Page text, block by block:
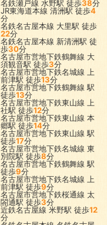
名鉄瀬戸線 水野駅 徒歩38分
JR東海道本線 清洲駅 徒歩4
分
名鉄名古屋本線 大里駅 徒歩
22分
名鉄名古屋本線 新清洲駅 徒
歩30分
名古屋市営地下鉄鶴舞線 大
須観音駅 徒歩3分
名古屋市営地下鉄名城線
上
前津駅 徒歩13分
名古屋市営地下鉄鶴舞線 駅
徒歩13分
名古屋市営地下鉄東山線
上
社駅 徒歩12分
名古屋市営地下鉄東山線 本
郷駅 徒歩14分
名古屋市営地下鉄東山線 駅
徒歩17分
名古屋市営地下鉄名城線 東
別院駅 徒歩8分
名古屋市営地下鉄鶴舞線 駅
徒歩9分
名古屋市営地下鉄名城線
上
前津駅 徒歩9分
名古屋市営地下鉄桜通線 太
閤通駅 徒歩3分
近鉄名古屋線 米野駅 徒歩12
分